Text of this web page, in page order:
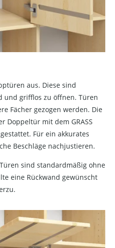
aus. Diese sind
und grifflos zu öffnen. Türen
Fächer gezogen werden. Die
Doppeltür mit dem GRASS
Für ein akkurates
Beschläge nachjustieren.
sind standardmäßig ohne
eine Rückwand gewünscht